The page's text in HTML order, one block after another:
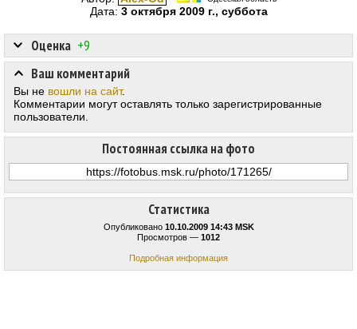
Дата: 3 октября 2009 г., суббота
Статистика
Опубликовано 10.10.2009 14:43 MSK
Просмотров — 1012
Подробная информация
Оценка +9
Постоянная ссылка на фото
Ваш комментарий
Вы не вошли на сайт.
Комментарии могут оставлять только зарегистрированные
пользователи.